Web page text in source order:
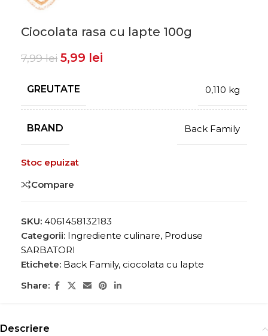
Ciocolata rasa cu lapte 100g
7,99lei 5,99 lei
GREUTATE 0,110 kg
BRAND Back Family
Stoc epuizat
Compare
SKU: 4061458132183
Categorii: Ingrediente culinare, Produse
SARBATORI
Etichete: Back Family, ciocolata cu lapte
Share:
Descriere